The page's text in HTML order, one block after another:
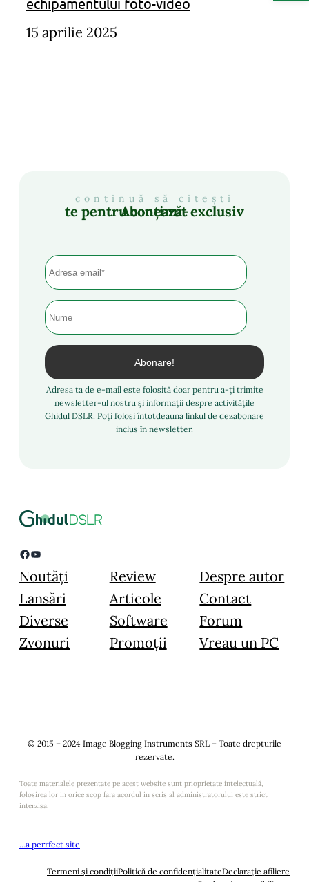
15 aprilie 2025
continuă să citești
Abonează-te pentru conținut exclusiv
Adresa ta de e-mail este folosită doar pentru a-ți trimite
newsletter-ul nostru și informații despre activitățile
Ghidul DSLR. Poți folosi întotdeauna linkul de dezabonare
inclus în newsletter.
Facebook YouTube
Noutăți
Lansări
Diverse
Zvonuri
Review
Articole
Software
Promoții
Despre autor
Contact
Forum
Vreau un PC
© 2015 – 2024 Image Blogging Instruments SRL – Toate drepturile
rezervate.
Toate materialele prezentate pe acest website sunt prioprietate intelectuală,
folosirea lor in orice scop fara acordul in scris al administratorului este strict
interzisa.
…a perrfect site
Termeni și condițiiPolitică de confidențialitateDeclarație afiliere